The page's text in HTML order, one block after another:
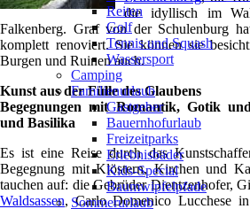
die idyllisch im
Falkenberg. Graf von der Schulenburg
komplett renoviert. Sie können sie
Burgen und Ruinen auch.
Kunst aus der Fülle des Glaubens
Begegnungen mit Romantik, Gotik
und Basilika
Es ist eine Reise durch das
Begegnung mit Klöstern, Kirchen und
tauchen auf: die Gebrüder Dientzenhofer,
Waldsassen, Carlo Domenico Lucchese in
Reiten
Golf
Tennis und Squash
Wassersport
Camping
Familienurlaub
Gastgeber
Bauernhofurlaub
Freizeitparks
Erlebnisbäder
Kids-Special
Baumwipfelpfade
Sommerurlaub